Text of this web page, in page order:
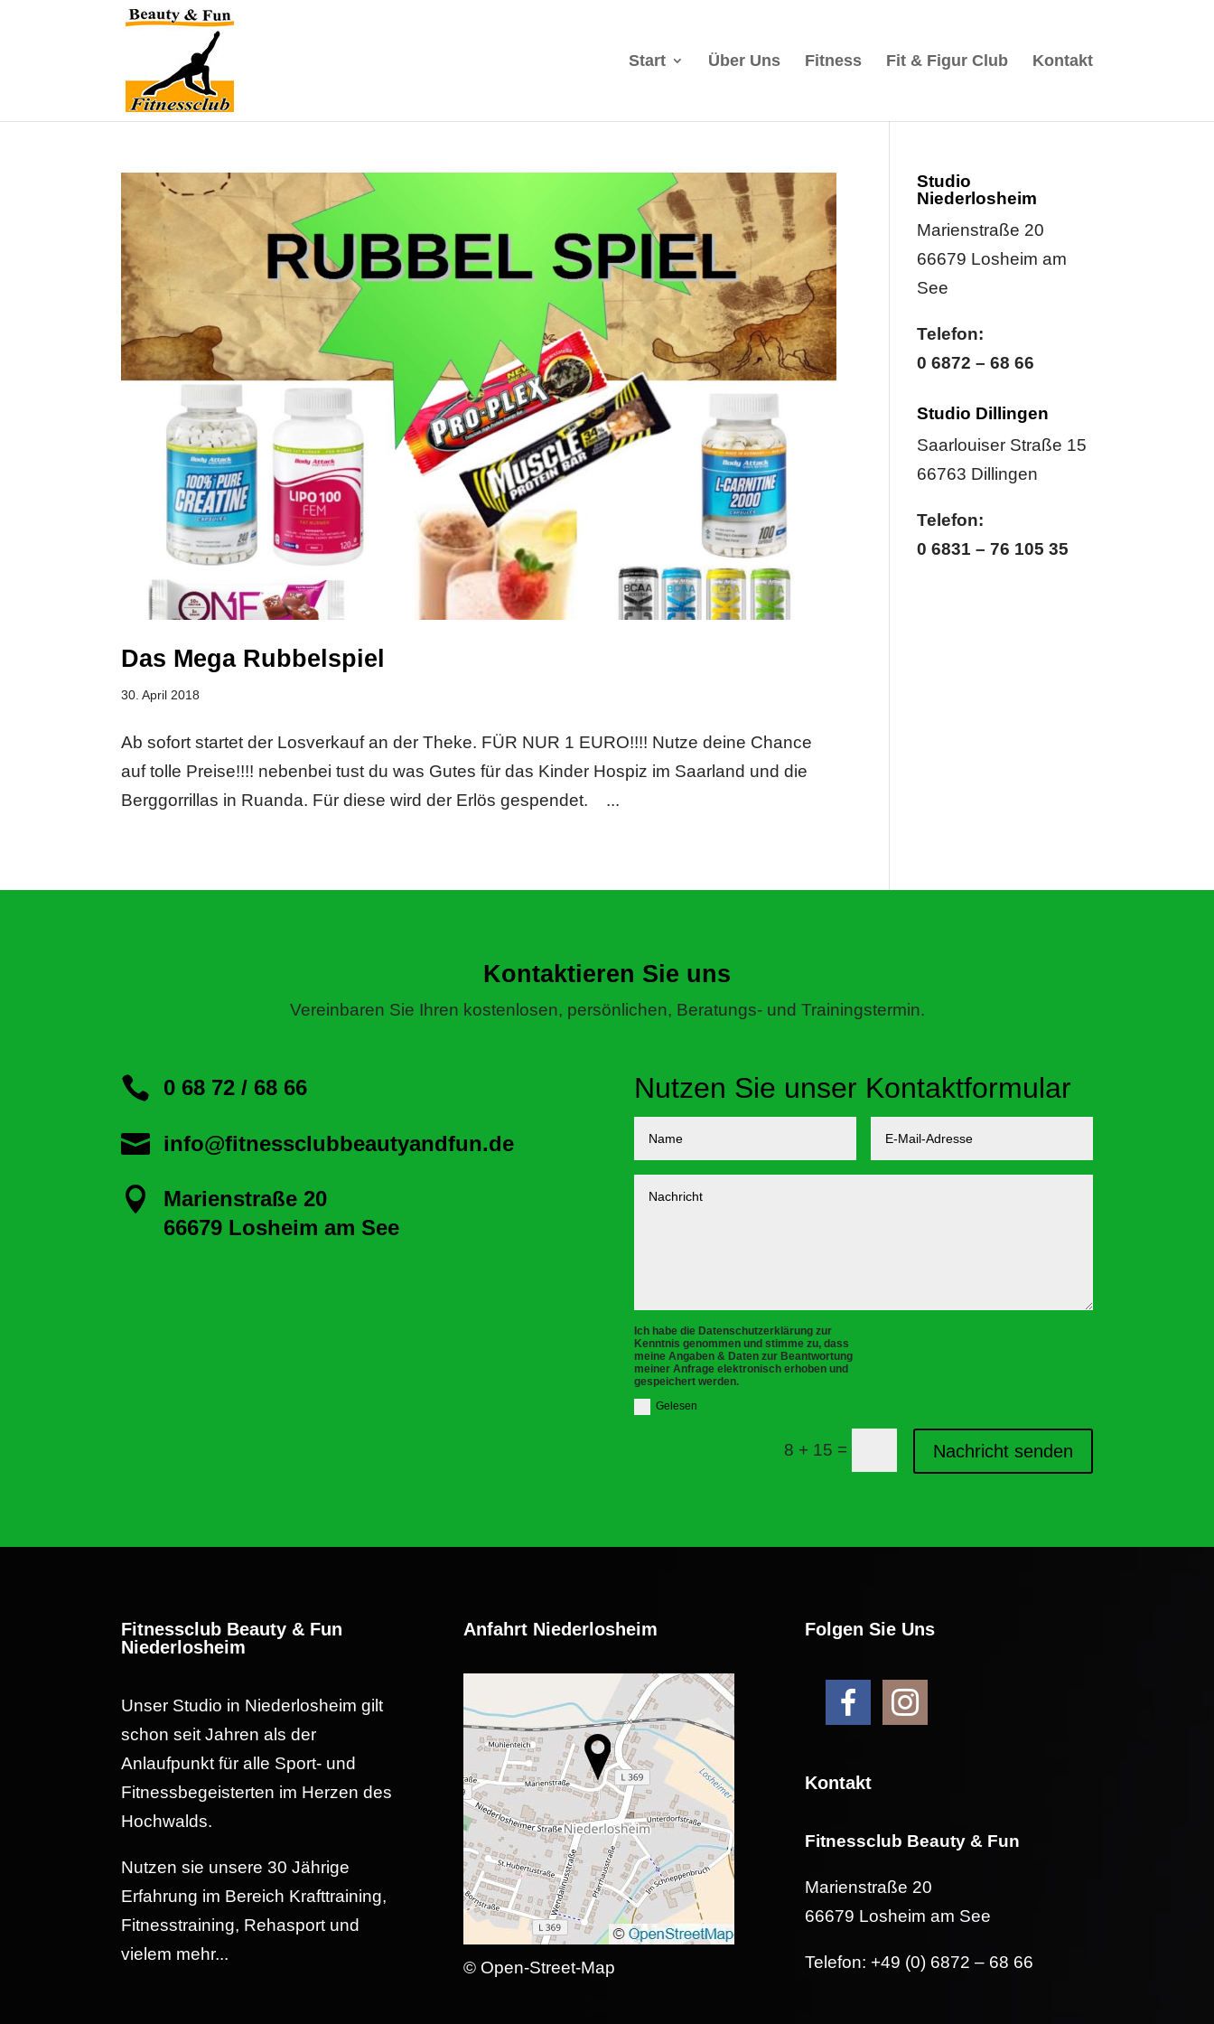
Start Über Uns Fitness Fit & Figur Club Kontakt
Das Mega Rubbelspiel
30. April 2018
Ab sofort startet der Losverkauf an der Theke. FÜR NUR 1 EURO!!!! Nutze deine Chance
auf tolle Preise!!!! nebenbei tust du was Gutes für das Kinder Hospiz im Saarland und die
Berggorrillas in Ruanda. Für diese wird der Erlös gespendet. ...
Studio
Niederlosheim
Marienstraße 20
66679 Losheim am
See
Telefon:
0 6872 – 68 66
Studio Dillingen
Saarlouiser Straße 15
66763 Dillingen
Telefon:
0 6831 – 76 105 35
Kontaktieren Sie uns
Vereinbaren Sie Ihren kostenlosen, persönlichen, Beratungs- und Trainingstermin.
 0 68 72 / 68 66
 info@fitnessclubbeautyandfun.de

Marienstraße 20
66679 Losheim am See
Nutzen Sie unser Kontaktformular
Ich habe die Datenschutzerklärung zur
Kenntnis genommen und stimme zu, dass
meine Angaben & Daten zur Beantwortung
meiner Anfrage elektronisch erhoben und
gespeichert werden.
Gelesen
8 + 15 = Nachricht senden
Fitnessclub Beauty & Fun
Niederlosheim
Unser Studio in Niederlosheim gilt
schon seit Jahren als der
Anlaufpunkt für alle Sport- und
Fitnessbegeisterten im Herzen des
Hochwalds.
Nutzen sie unsere 30 Jährige
Erfahrung im Bereich Krafttraining,
Fitnesstraining, Rehasport und
vielem mehr...
Anfahrt Niederlosheim
© Open-Street-Map
Folgen Sie Uns
Kontakt
Fitnessclub Beauty & Fun
Marienstraße 20
66679 Losheim am See
Telefon: +49 (0) 6872 – 68 66